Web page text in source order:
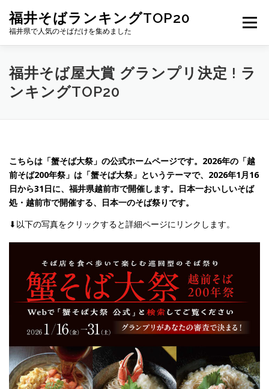
福井そばランキングTOP20
福井県で人気のそばだけを集めました
メニュー
福井そば屋大賞 蟹そば大祭 公式
日本一おいしいそば処・越前市を目指すプロジェクト
越前おろしそば大賞
福井そば屋大賞 グランプリ決定 ! ラ
ンキングTOP20
こちらは「蟹そば大祭」の公式ホームページです。2026年の「越
前そば200年祭」は「蟹そば大祭」というテーマで、2026年1月16
日から31日に、福井県越前市で開催します。日本一おいしいそば
処・越前市で開催する、日本一のそば祭りです。
⬇︎以下の写真をクリックすると詳細ページにリンクします。